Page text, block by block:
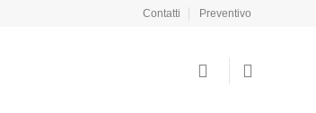
Contatti Preventivo